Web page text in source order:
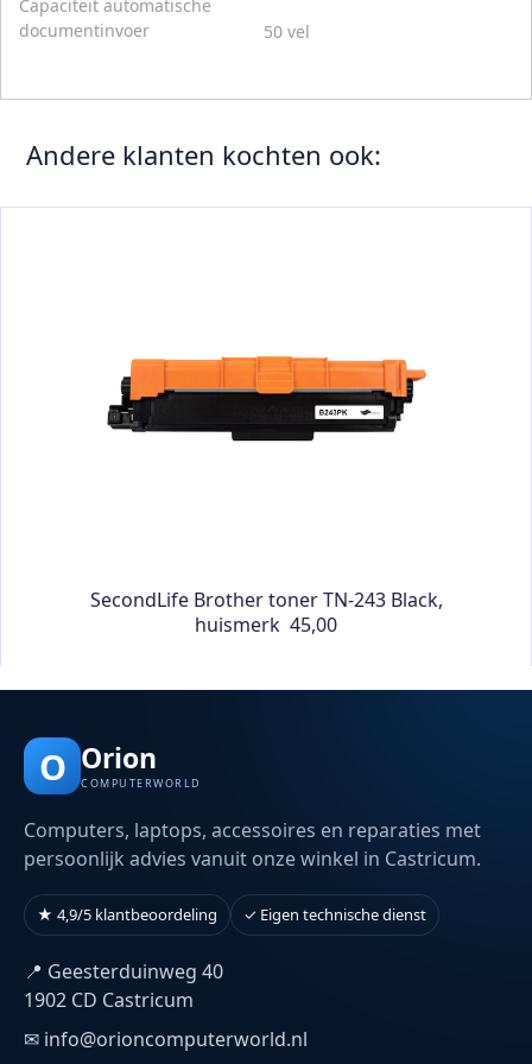
Capaciteit automatische
documentinvoer
50 vel
Andere klanten kochten ook:
SecondLife Brother toner TN-243 Black,
huismerk 45,00
O Orion
COMPUTERWORLD
Computers, laptops, accessoires en reparaties met
persoonlijk advies vanuit onze winkel in Castricum.
★ 4,9/5 klantbeoordeling ✓ Eigen technische dienst
📍 Geesterduinweg 40
1902 CD Castricum
✉ info@orioncomputerworld.nl